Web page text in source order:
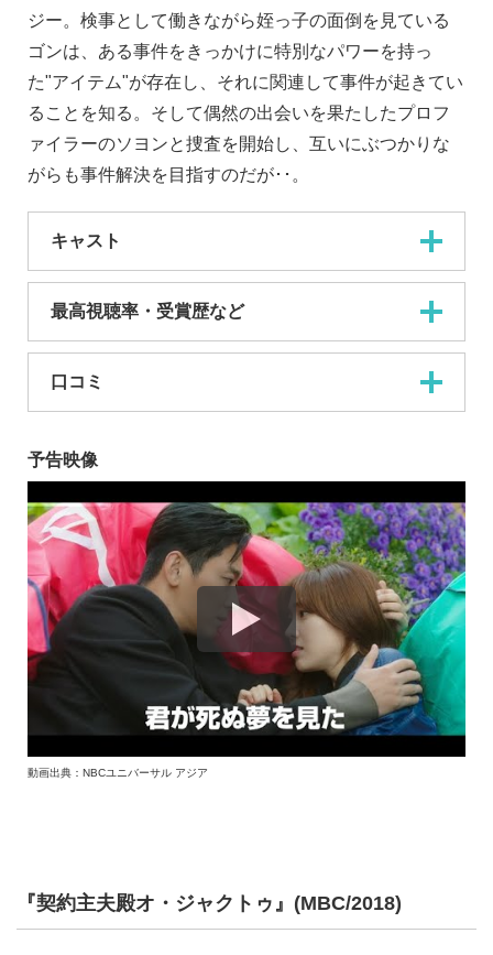
ジー。検事として働きながら姪っ子の面倒を見ている
ゴンは、ある事件をきっかけに特別なパワーを持っ
た"アイテム"が存在し、それに関連して事件が起きてい
ることを知る。そして偶然の出会いを果たしたプロフ
ァイラーのソヨンと捜査を開始し、互いにぶつかりな
がらも事件解決を目指すのだが･･。
キャスト
最高視聴率・受賞歴など
口コミ
予告映像
動画出典：NBCユニバーサル アジア
『契約主夫殿オ・ジャクトゥ』(MBC/2018)